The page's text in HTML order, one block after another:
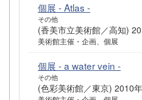
個展 - Atlas -
その他
(香美市立美術館／高知)
美術館主催・企画、個展
個展 - a water vein -
その他
(色彩美術館／東京) 2010